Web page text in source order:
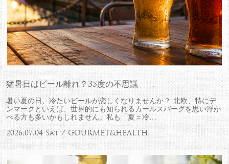
猛暑日はビール離れ？35度の不思議
暑い夏の日、冷たいビールが恋しくなりませんか？ 北欧、特にデ
ンマークといえば、世界的にも知られるカールスバーグを思い浮か
べる方も多いかもしれません。私も「夏＝冷…
2026.07.04 Sat / GOURMET&HEALTH